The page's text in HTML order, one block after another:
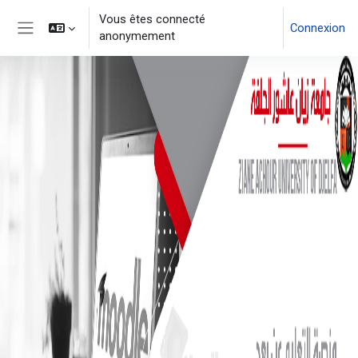
Panneau latéral
Vous êtes connecté
anonymement
Connexion